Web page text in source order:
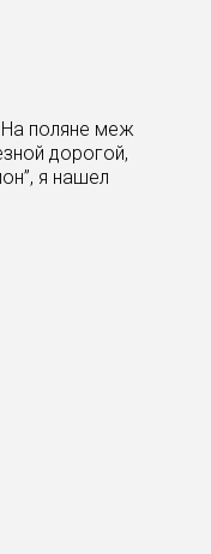
На поляне меж
дорогой,
я нашел
— никому уже
куча